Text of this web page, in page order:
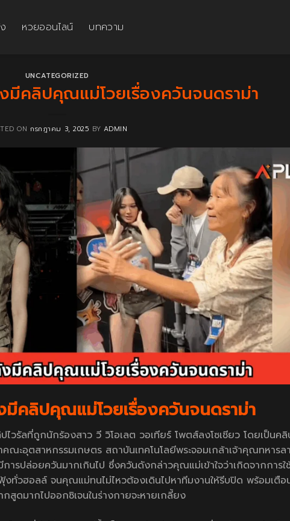
หวยออนไลน์ บทความ
UNCATEGORIZED
มีคลิปคุณแม่โวยเรื่องควันจนดราม่า
ONกรกฎาคม 3, 2025 BY ADMIN
มีคลิปคุณแม่โวยเรื่องควันจนดราม่า
ไวรัลที่ถูกนักร้องสาว วี วิโอเลต วอเทียร์ โพตส์ลงโซเชียว โดยเป็น
ณะอุตสาหกรรมเกษตร สถาบันเทคโนโลยีพระจอมเกล้าเจ้าคุณทหารล
ารปล่อยควันมากเกินไป ซึ่งควันดังกล่าวคุณแม่เข้าใจว่าเกิดจากการ
งทั่วฮอลล์ จนคุณแม่ทนไม่ไหวต้องเดินไปหาทีมงานให้รีบปิด พร้อมเตื
ดมากไปออกซิเจนในร่างกายจะหายเกลี้ยง